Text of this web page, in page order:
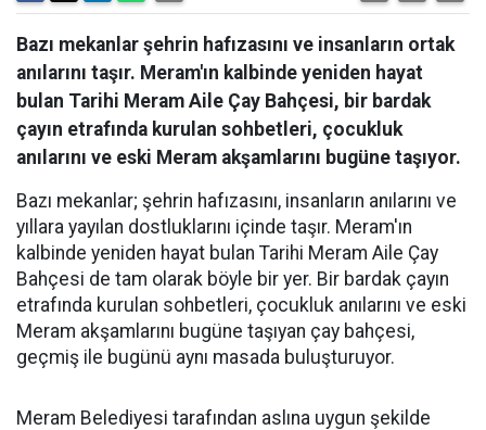
Bazı mekanlar şehrin hafızasını ve insanların ortak
anılarını taşır. Meram'ın kalbinde yeniden hayat
bulan Tarihi Meram Aile Çay Bahçesi, bir bardak
çayın etrafında kurulan sohbetleri, çocukluk
anılarını ve eski Meram akşamlarını bugüne taşıyor.
Bazı mekanlar; şehrin hafızasını, insanların anılarını ve
yıllara yayılan dostluklarını içinde taşır. Meram'ın
kalbinde yeniden hayat bulan Tarihi Meram Aile Çay
Bahçesi de tam olarak böyle bir yer. Bir bardak çayın
etrafında kurulan sohbetleri, çocukluk anılarını ve eski
Meram akşamlarını bugüne taşıyan çay bahçesi,
geçmiş ile bugünü aynı masada buluşturuyor.
Meram Belediyesi tarafından aslına uygun şekilde